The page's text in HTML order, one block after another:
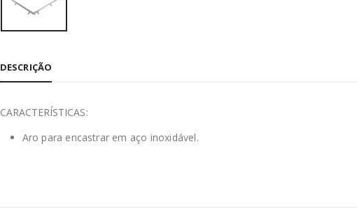
DESCRIÇÃO
CARACTERÍSTICAS:
Aro para encastrar em aço inoxidável.